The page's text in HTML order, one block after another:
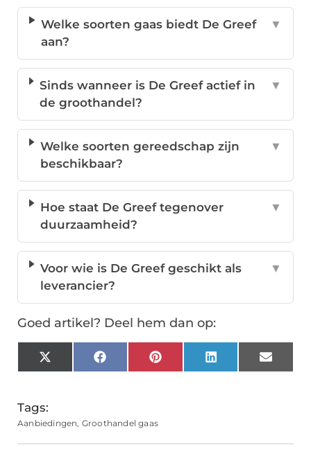
Welke soorten gaas biedt De Greef
aan?
▼
Sinds wanneer is De Greef actief in
de groothandel?
▼
Welke soorten gereedschap zijn
beschikbaar?
▼
Hoe staat De Greef tegenover
duurzaamheid?
▼
Voor wie is De Greef geschikt als
leverancier?
▼
Goed artikel? Deel hem dan op:
X
(Twitter)
FacebookPinterestLinkedInEmail
Tags:
Aanbiedingen, Groothandel gaas